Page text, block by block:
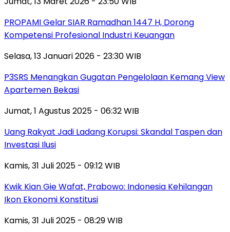
PROPAMI Gelar SIAR Ramadhan 1447 H, Dorong
Kompetensi Profesional Industri Keuangan
Selasa, 13 Januari 2026 - 23:30 WIB
P3SRS Menangkan Gugatan Pengelolaan Kemang View
Apartemen Bekasi
Jumat, 1 Agustus 2025 - 06:32 WIB
Uang Rakyat Jadi Ladang Korupsi: Skandal Taspen dan
Investasi Ilusi
Kamis, 31 Juli 2025 - 09:12 WIB
Kwik Kian Gie Wafat, Prabowo: Indonesia Kehilangan
Ikon Ekonomi Konstitusi
Kamis, 31 Juli 2025 - 08:29 WIB